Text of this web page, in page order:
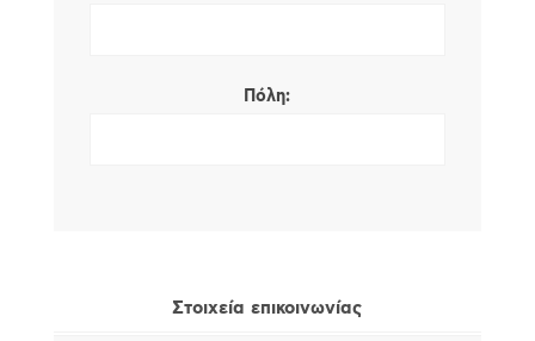
Πόλη:
Στοιχεία επικοινωνίας